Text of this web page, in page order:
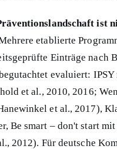
ist
etablierte
Einträge nach
evaluiert:
et al., 2010, 2016;
et al., 2017),
Be smart – don't start
2012). Für deutsche